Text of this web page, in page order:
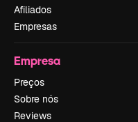
Afiliados
Empresas
Empresa
Preços
Sobre nós
Reviews